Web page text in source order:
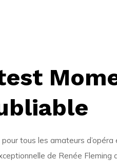
tous les amateurs
de Renée